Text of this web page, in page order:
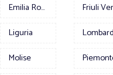
Emilia Romagna
Liguria
Molise